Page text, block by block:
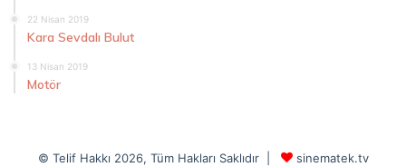
22 Nisan 2019
Kara Sevdalı Bulut
13 Nisan 2019
Motör
© Telif Hakkı 2026, Tüm Hakları Saklıdır | sinematek.tv